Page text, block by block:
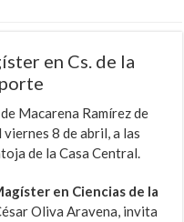
en Cs. de la
Macarena Ramírez de
8 de abril, a las
de la Casa Central.
en Ciencias de la
Oliva Aravena, invita